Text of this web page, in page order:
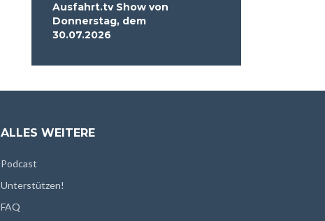
Ausfahrt.tv Show von
Donnerstag, dem
30.07.2026
ALLES WEITERE
Podcast
Unterstützen!
FAQ